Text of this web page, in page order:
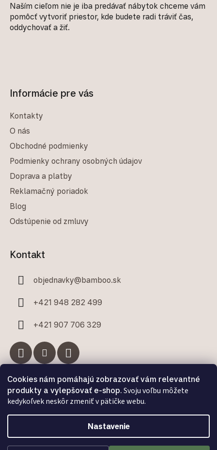
Cookies nám pomáhajú zobrazovať vám relevantné
produkty a vylepšovať e-shop. Svoju voľbu môžete
kedykoľvek neskôr zmeniť v pätičke webu.
Nastavenie
Naším cieľom nie je iba predávať nábytok chceme vám
pomôcť vytvoriť priestor, kde budete radi tráviť čas,
oddychovať a žiť.
Informácie pre vás
Kontakty
O nás
Obchodné podmienky
Podmienky ochrany osobných údajov
Doprava a platby
Reklamačný poriadok
Blog
Odstúpenie od zmluvy
Kontakt
objednavky@bamboo.sk
+421 948 282 499
+421 907 706 329
Facebook
Vytvoril Shoptet Premium a Adatelier